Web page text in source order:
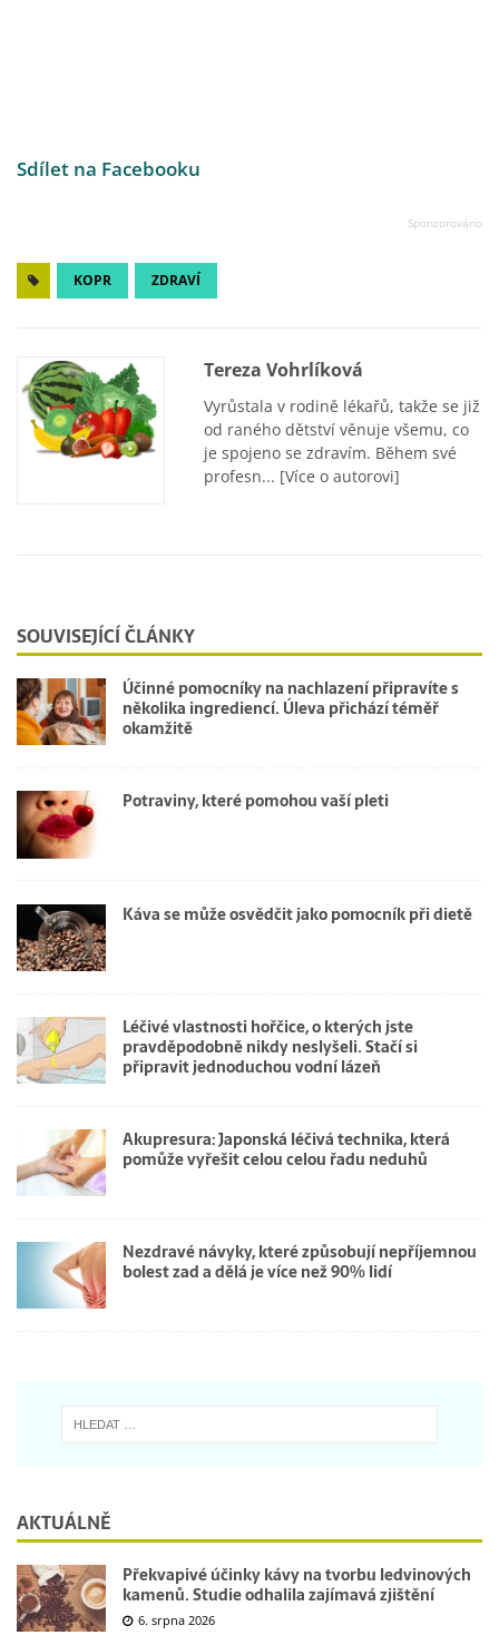
Sdílet na Facebooku
KOPR ZDRAVÍ
Tereza Vohrlíková
Vyrůstala v rodině lékařů, takže se již
od raného dětství věnuje všemu, co
je spojeno se zdravím. Během své
profesn... [Více o autorovi]
SOUVISEJÍCÍ ČLÁNKY
Účinné pomocníky na nachlazení připravíte s
několika ingrediencí. Úleva přichází téměř
okamžitě
Potraviny, které pomohou vaší pleti
Káva se může osvědčit jako pomocník při dietě
Léčivé vlastnosti hořčice, o kterých jste
pravděpodobně nikdy neslyšeli. Stačí si
připravit jednoduchou vodní lázeň
Akupresura: Japonská léčivá technika, která
pomůže vyřešit celou celou řadu neduhů
Nezdravé návyky, které způsobují nepříjemnou
bolest zad a dělá je více než 90% lidí
AKTUÁLNĚ
Překvapivé účinky kávy na tvorbu ledvinových
kamenů. Studie odhalila zajímavá zjištění
6. srpna 2026